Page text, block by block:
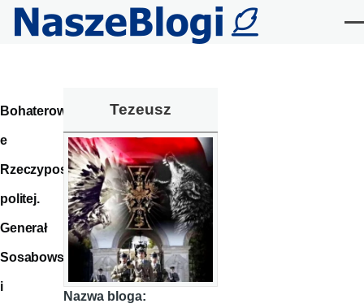
Przejdź do treści
Bohaterowi
e
Rzeczypos
politej.
Generał
Sosabowsk
i
Tezeusz
Nazwa bloga: